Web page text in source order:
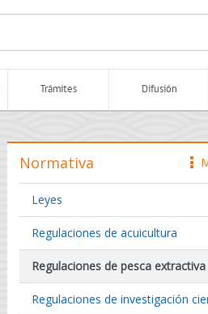
Trámites Difusión
Normativa
Leyes
Regulaciones de acuicultura
Regulaciones de pesca extractiva
Regulaciones de investigación